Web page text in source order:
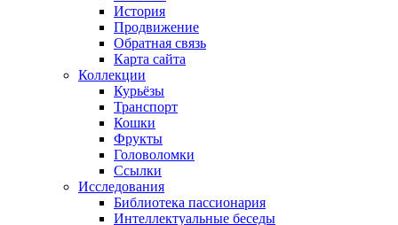
История
Продвижение
Обратная связь
Карта сайта
Коллекции
Курьёзы
Транспорт
Кошки
Фрукты
Головоломки
Ссылки
Исследования
Библиотека пассионария
Интеллектуальные беседы